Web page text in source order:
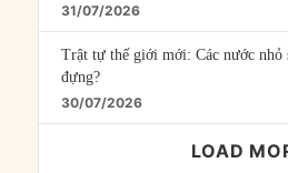
31/07/2026
Trật tự thế giới mới: Các nước nhỏ
đựng?
30/07/2026
LOAD